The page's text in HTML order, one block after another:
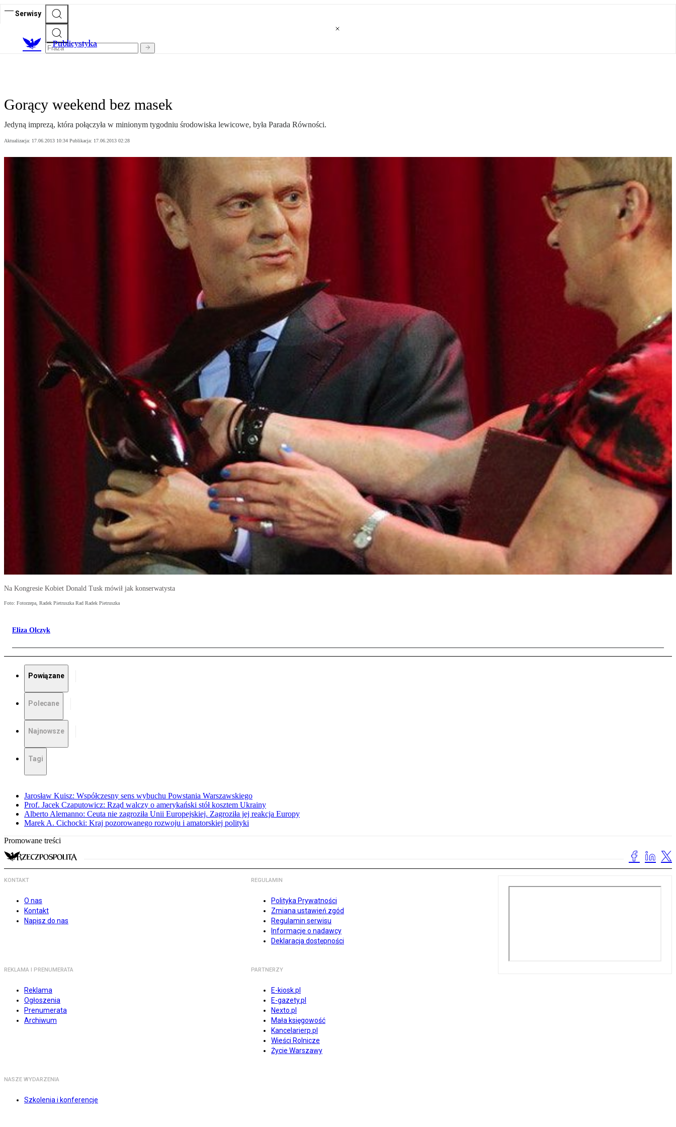
Serwisy
Publicystyka
Gorący weekend bez masek
Jedyną imprezą, która połączyła w minionym tygodniu środowiska lewicowe, była Parada Równości.
Aktualizacja: 17.06.2013 10:34 Publikacja: 17.06.2013 02:28
Na Kongresie Kobiet Donald Tusk mówił jak konserwatysta
Foto: Fotorzepa, Radek Pietruszka Rad Radek Pietruszka
Eliza Olczyk
Powiązane
Polecane
Najnowsze
Tagi
Jarosław Kuisz: Współczesny sens wybuchu Powstania Warszawskiego
Prof. Jacek Czaputowicz: Rząd walczy o amerykański stół kosztem Ukrainy
Alberto Alemanno: Ceuta nie zagroziła Unii Europejskiej. Zagroziła jej reakcja Europy
Marek A. Cichocki: Kraj pozorowanego rozwoju i amatorskiej polityki
Promowane treści
KONTAKT
O nas
Kontakt
Napisz do nas
REGULAMIN
Polityka Prywatności
Zmiana ustawień zgód
Regulamin serwisu
Informacje o nadawcy
Deklaracja dostępności
REKLAMA I PRENUMERATA
Reklama
Ogłoszenia
Prenumerata
Archiwum
PARTNERZY
E-kiosk.pl
E-gazety.pl
Nexto.pl
Mała księgowość
Kancelarierp.pl
Wieści Rolnicze
Życie Warszawy
NASZE WYDARZENIA
Szkolenia i konferencje